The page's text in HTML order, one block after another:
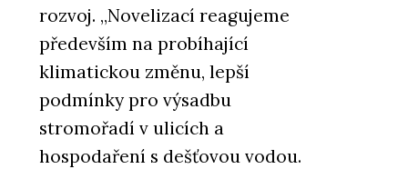
rozvoj. „Novelizací reagujeme
především na probíhající
klimatickou změnu, lepší
podmínky pro výsadbu
stromořadí v ulicích a
hospodaření s dešťovou vodou.